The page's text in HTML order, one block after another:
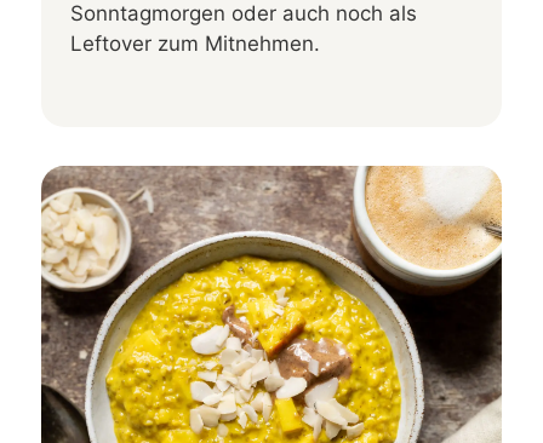
Sonntagmorgen oder auch noch als
Leftover zum Mitnehmen.